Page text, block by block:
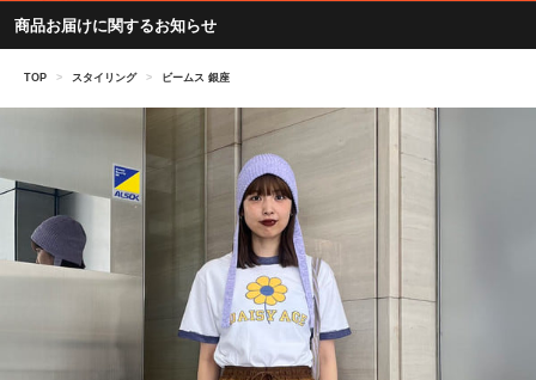
商品お届けに関するお知らせ
TOP > スタイリング > ビームス 銀座